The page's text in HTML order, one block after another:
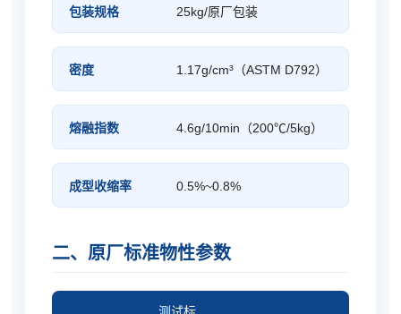
包装规格 25kg/原厂包装
密度 1.17g/cm³（ASTM D792）
熔融指数 4.6g/10min（200℃/5kg）
成型收缩率 0.5%~0.8%
二、原厂标准物性参数